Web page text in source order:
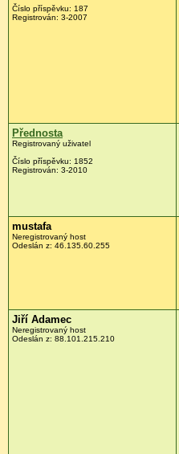
Číslo příspěvku: 187
Registrován: 3-2007
Přednosta
Registrovaný uživatel
Číslo příspěvku: 1852
Registrován: 3-2010
mustafa
Neregistrovaný host
Odeslán z: 46.135.60.255
Jiří Adamec
Neregistrovaný host
Odeslán z: 88.101.215.210